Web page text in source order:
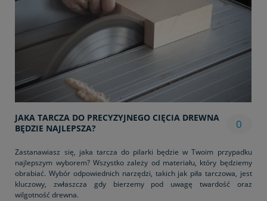
JAKA TARCZA DO PRECYZYJNEGO CIĘCIA DREWNA
BĘDZIE NAJLEPSZA?
0
Zastanawiasz się, jaka tarcza do pilarki będzie w Twoim przypadku
najlepszym wyborem? Wszystko zależy od materiału, który będziemy
obrabiać. Wybór odpowiednich narzędzi, takich jak piła tarczowa, jest
kluczowy, zwłaszcza gdy bierzemy pod uwagę twardość oraz
wilgotność drewna.